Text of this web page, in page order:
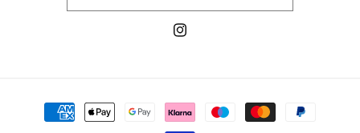
Instagram
Betaalmethoden